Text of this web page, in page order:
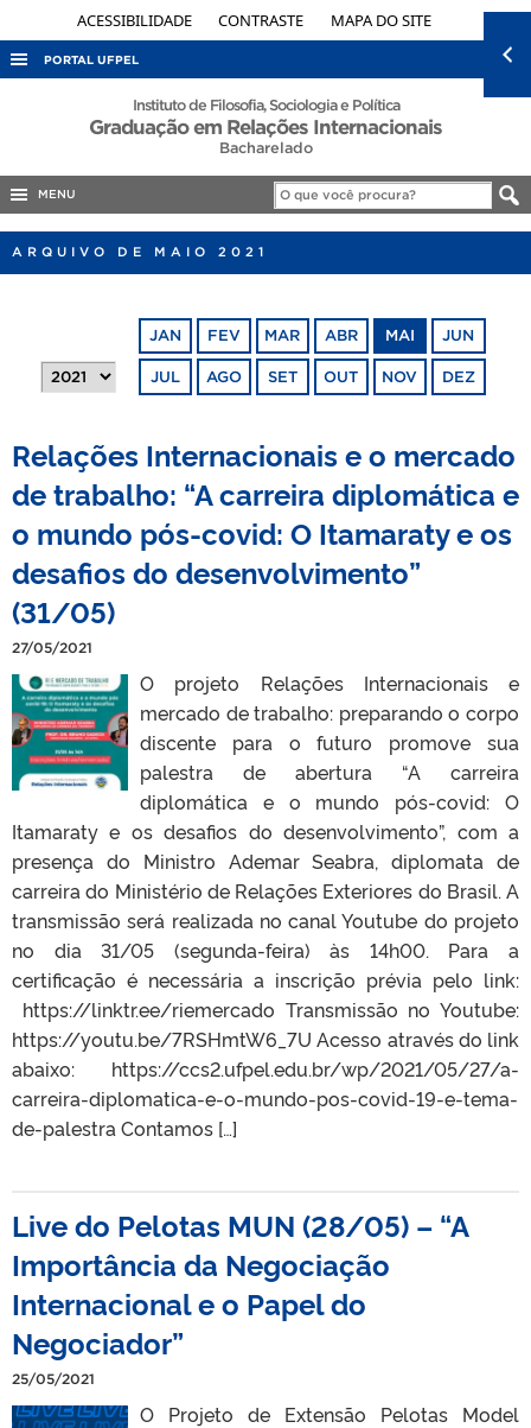
ACESSIBILIDADE CONTRASTE MAPA DO SITE
PORTAL UFPEL
ACESSO À INFORMAÇÃO
PORTARIAS
Instituto de Filosofia, Sociologia e Política
Graduação em Relações Internacionais
Bacharelado
MENU
ARQUIVO DE MAIO 2021
JAN FEV MAR ABR MAI JUN
JUL AGO SET OUT NOV DEZ
Relações Internacionais e o mercado
de trabalho: “A carreira diplomática e
o mundo pós-covid: O Itamaraty e os
desafios do desenvolvimento”
(31/05)
27/05/2021
O projeto Relações Internacionais e
mercado de trabalho: preparando o corpo
discente para o futuro promove sua
palestra de abertura “A carreira
diplomática e o mundo pós-covid: O
Itamaraty e os desafios do desenvolvimento”, com a
presença do Ministro Ademar Seabra, diplomata de
carreira do Ministério de Relações Exteriores do Brasil. A
transmissão será realizada no canal Youtube do projeto
no dia 31/05 (segunda-feira) às 14h00. Para a
certificação é necessária a inscrição prévia pelo link:
https://linktr.ee/riemercado Transmissão no Youtube:
https://youtu.be/7RSHmtW6_7U Acesso através do link
abaixo: https://ccs2.ufpel.edu.br/wp/2021/05/27/a-
carreira-diplomatica-e-o-mundo-pos-covid-19-e-tema-
de-palestra Contamos […]
Live do Pelotas MUN (28/05) – “A
Importância da Negociação
Internacional e o Papel do
Negociador”
25/05/2021
O Projeto de Extensão Pelotas Model